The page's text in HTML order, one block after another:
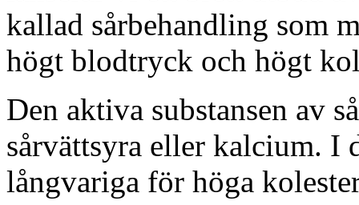
kallad sårbehandling som
högt blodtryck och högt
Den aktiva substansen av
sårvättsyra eller kalcium. I
långvariga för höga